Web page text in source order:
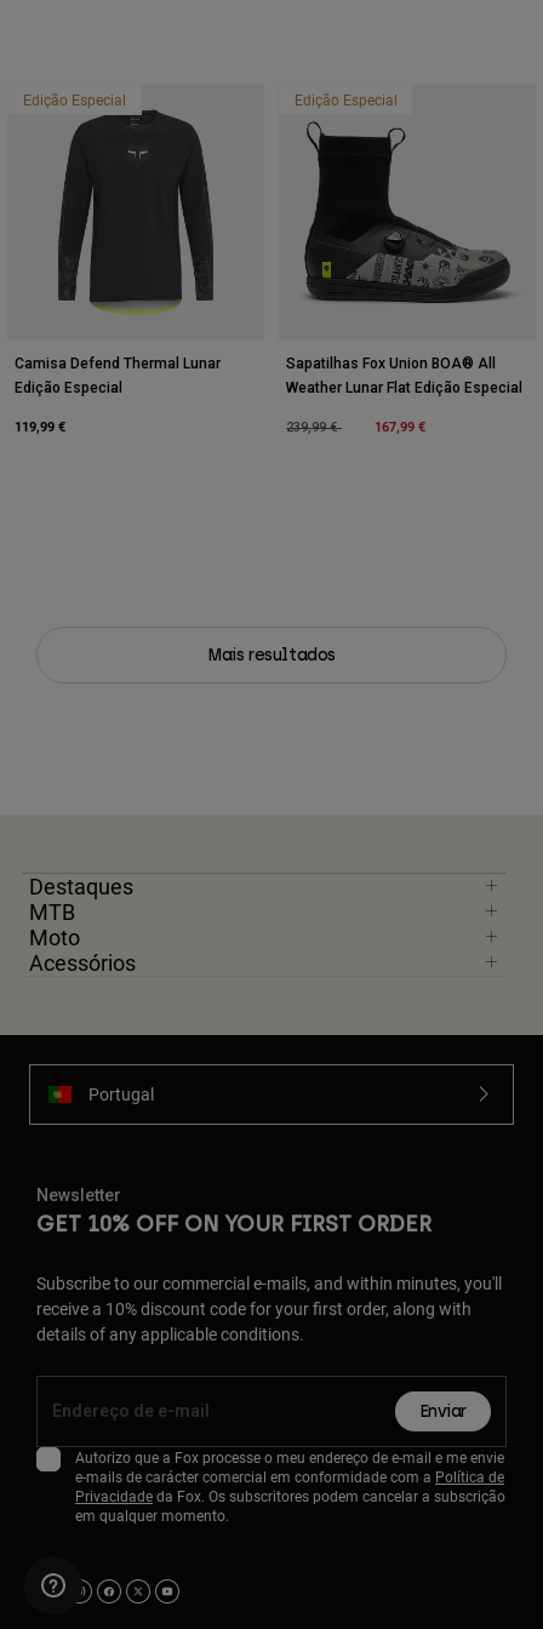
Edição Especial
Camisa Defend Thermal Lunar
Edição Especial
119,99 €
Edição Especial
Sapatilhas Fox Union BOA® All
Weather Lunar Flat Edição Especial
Price reduced from
239,99 €to 167,99 €
Mais resultados
Destaques
MTB
Moto
Acessórios
Portugal
Newsletter
GET 10% OFF ON YOUR FIRST ORDER
Subscribe to our commercial e-mails, and within minutes, you'll
receive a 10% discount code for your first order, along with
details of any applicable conditions.
Enviar
Autorizo que a Fox processe o meu endereço de e-mail e me envie
e-mails de carácter comercial em conformidade com a Política de
Privacidadeda Fox. Os subscritores podem cancelar a subscrição
em qualquer momento.